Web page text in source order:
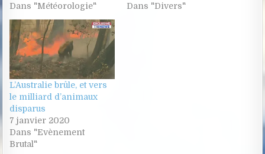
Dans "Météorologie"
Dans "Divers"
L’Australie brûle, et vers
le milliard d’animaux
disparus
7 janvier 2020
Dans "Evènement
Brutal"